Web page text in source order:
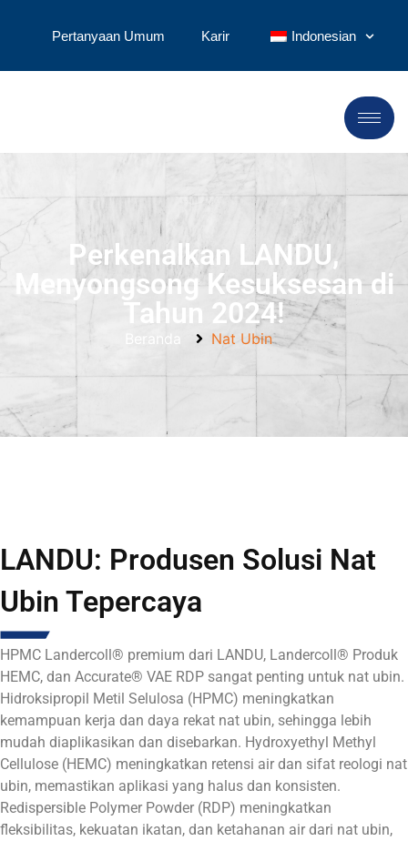
Pertanyaan Umum Karir Indonesian
Perkenalkan LANDU,
Menyongsong Kesuksesan di
Tahun 2024!
Beranda Nat Ubin
LANDU: Produsen Solusi Nat
Ubin Tepercaya
HPMC Landercoll® premium dari LANDU, Landercoll® Produk
HEMC, dan Accurate® VAE RDP sangat penting untuk nat ubin.
Hidroksipropil Metil Selulosa (HPMC) meningkatkan
kemampuan kerja dan daya rekat nat ubin, sehingga lebih
mudah diaplikasikan dan disebarkan. Hydroxyethyl Methyl
Cellulose (HEMC) meningkatkan retensi air dan sifat reologi nat
ubin, memastikan aplikasi yang halus dan konsisten.
Redispersible Polymer Powder (RDP) meningkatkan
fleksibilitas, kekuatan ikatan, dan ketahanan air dari nat ubin,